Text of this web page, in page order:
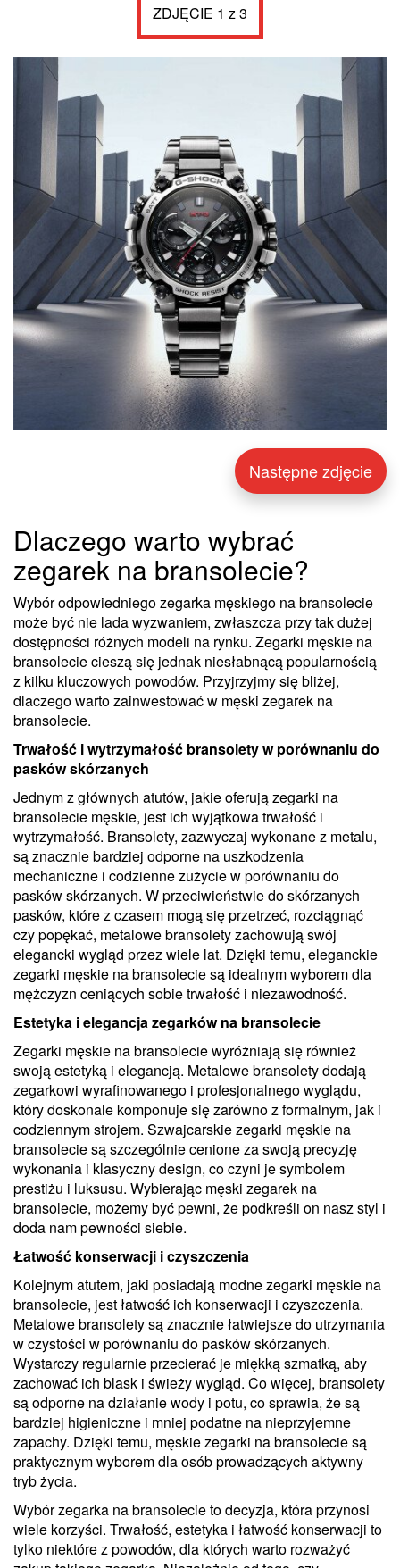
ZDJĘCIE 1 z 3
Następne zdjęcie
Dlaczego warto wybrać
zegarek na bransolecie?
Wybór odpowiedniego zegarka męskiego na bransolecie
może być nie lada wyzwaniem, zwłaszcza przy tak dużej
dostępności różnych modeli na rynku. Zegarki męskie na
bransolecie cieszą się jednak niesłabnącą popularnością
z kilku kluczowych powodów. Przyjrzyjmy się bliżej,
dlaczego warto zainwestować w męski zegarek na
bransolecie.
Trwałość i wytrzymałość bransolety w porównaniu do
pasków skórzanych
Jednym z głównych atutów, jakie oferują zegarki na
bransolecie męskie, jest ich wyjątkowa trwałość i
wytrzymałość. Bransolety, zazwyczaj wykonane z metalu,
są znacznie bardziej odporne na uszkodzenia
mechaniczne i codzienne zużycie w porównaniu do
pasków skórzanych. W przeciwieństwie do skórzanych
pasków, które z czasem mogą się przetrzeć, rozciągnąć
czy popękać, metalowe bransolety zachowują swój
elegancki wygląd przez wiele lat. Dzięki temu, eleganckie
zegarki męskie na bransolecie są idealnym wyborem dla
mężczyzn ceniących sobie trwałość i niezawodność.
Estetyka i elegancja zegarków na bransolecie
Zegarki męskie na bransolecie wyróżniają się również
swoją estetyką i elegancją. Metalowe bransolety dodają
zegarkowi wyrafinowanego i profesjonalnego wyglądu,
który doskonale komponuje się zarówno z formalnym, jak i
codziennym strojem. Szwajcarskie zegarki męskie na
bransolecie są szczególnie cenione za swoją precyzję
wykonania i klasyczny design, co czyni je symbolem
prestiżu i luksusu. Wybierając męski zegarek na
bransolecie, możemy być pewni, że podkreśli on nasz styl i
doda nam pewności siebie.
Łatwość konserwacji i czyszczenia
Kolejnym atutem, jaki posiadają modne zegarki męskie na
bransolecie, jest łatwość ich konserwacji i czyszczenia.
Metalowe bransolety są znacznie łatwiejsze do utrzymania
w czystości w porównaniu do pasków skórzanych.
Wystarczy regularnie przecierać je miękką szmatką, aby
zachować ich blask i świeży wygląd. Co więcej, bransolety
są odporne na działanie wody i potu, co sprawia, że są
bardziej higieniczne i mniej podatne na nieprzyjemne
zapachy. Dzięki temu, męskie zegarki na bransolecie są
praktycznym wyborem dla osób prowadzących aktywny
tryb życia.
Wybór zegarka na bransolecie to decyzja, która przynosi
wiele korzyści. Trwałość, estetyka i łatwość konserwacji to
tylko niektóre z powodów, dla których warto rozważyć